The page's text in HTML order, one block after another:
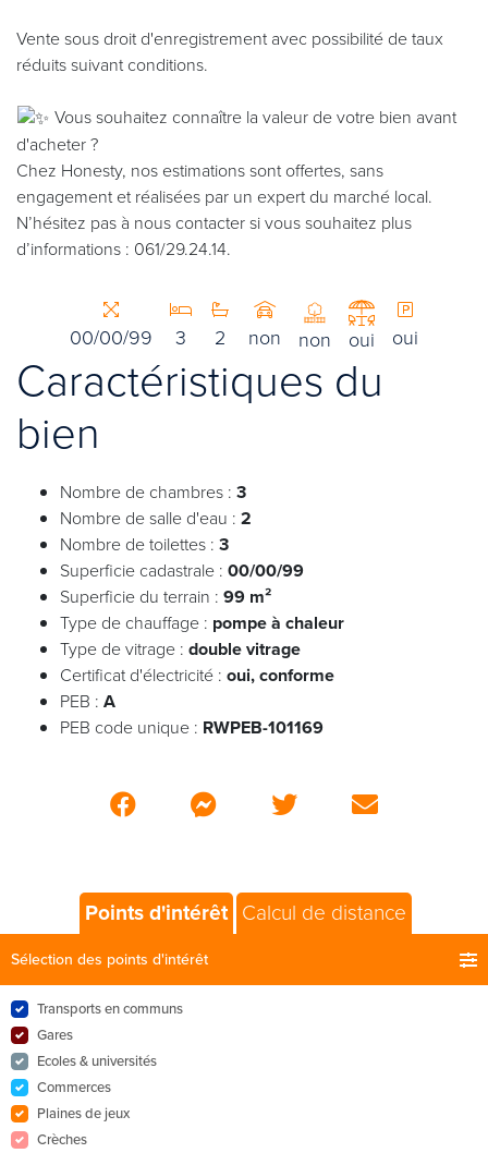
Vente sous droit d'enregistrement avec possibilité de taux
réduits suivant conditions.
Vous souhaitez connaître la valeur de votre bien avant
d'acheter ?
Chez Honesty, nos estimations sont offertes, sans
engagement et réalisées par un expert du marché local.
N’hésitez pas à nous contacter si vous souhaitez plus
d’informations : 061/29.24.14.
00/00/99 3 2 non non oui oui
Caractéristiques du
bien
Nombre de chambres : 3
Nombre de salle d'eau : 2
Nombre de toilettes : 3
Superficie cadastrale : 00/00/99
Superficie du terrain : 99 m²
Type de chauffage : pompe à chaleur
Type de vitrage : double vitrage
Certificat d'électricité : oui, conforme
PEB : A
PEB code unique : RWPEB-101169
Points d'intérêt Calcul de distance
Sélection des points d'intérêt
Transports en communs
Gares
Ecoles & universités
Commerces
Plaines de jeux
Crèches